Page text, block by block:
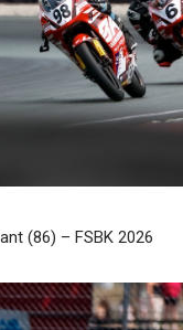
(86) – FSBK 2026